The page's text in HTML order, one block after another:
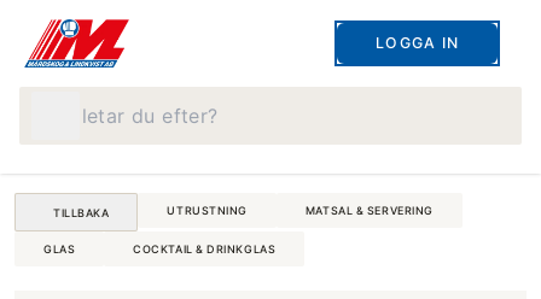
LOGGA IN
TILLBAKA UTRUSTNING MATSAL & SERVERING
GLAS COCKTAIL & DRINKGLAS